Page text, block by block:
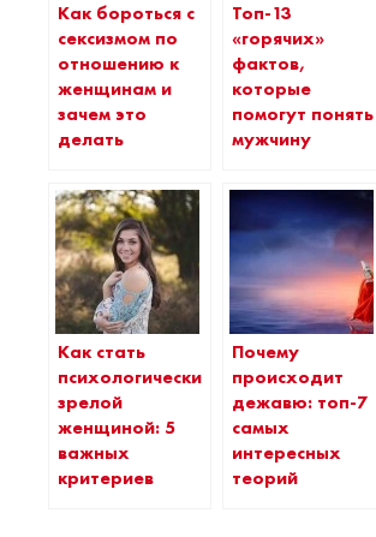
Как бороться с
сексизмом по
отношению к
женщинам и
зачем это
делать
Топ-13
«горячих»
фактов,
которые
помогут понять
мужчину
Как стать
психологически
зрелой
женщиной: 5
важных
критериев
Почему
происходит
дежавю: топ-7
самых
интересных
теорий